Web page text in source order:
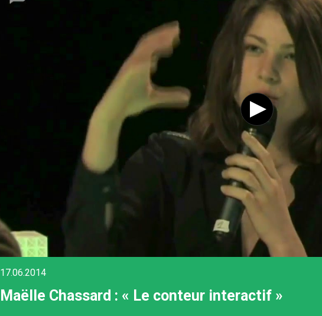
17.06.2014
Maëlle Chassard : « Le conteur interactif »